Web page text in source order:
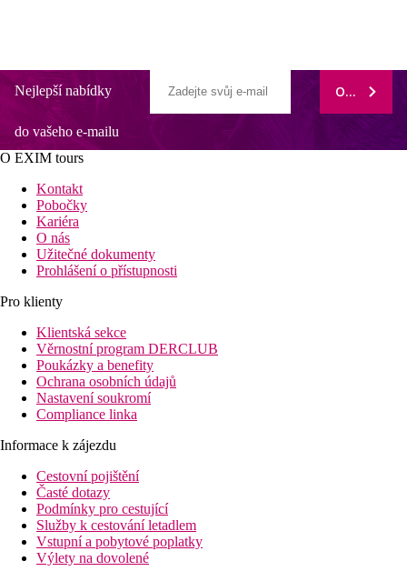
Nejlepší nabídky
do vašeho e-mailu
ODEBÍRAT
O EXIM tours
Kontakt
Pobočky
Kariéra
O nás
Užitečné dokumenty
Prohlášení o přístupnosti
Pro klienty
Klientská sekce
Věrnostní program DERCLUB
Poukázky a benefity
Ochrana osobních údajů
Nastavení soukromí
Compliance linka
Informace k zájezdu
Cestovní pojištění
Časté dotazy
Podmínky pro cestující
Služby k cestování letadlem
Vstupní a pobytové poplatky
Výlety na dovolené